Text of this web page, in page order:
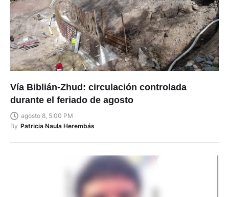
Vía Biblián-Zhud: circulación controlada
durante el feriado de agosto
agosto 8, 5:00 PM
By Patricia Naula Herembás